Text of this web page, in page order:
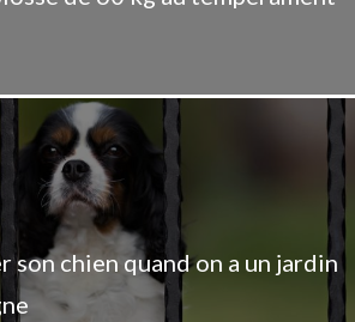
son chien quand on a un jardin